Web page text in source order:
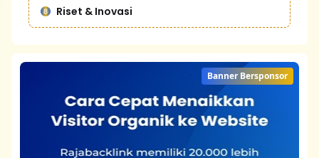
Riset & Inovasi
Banner Bersponsor